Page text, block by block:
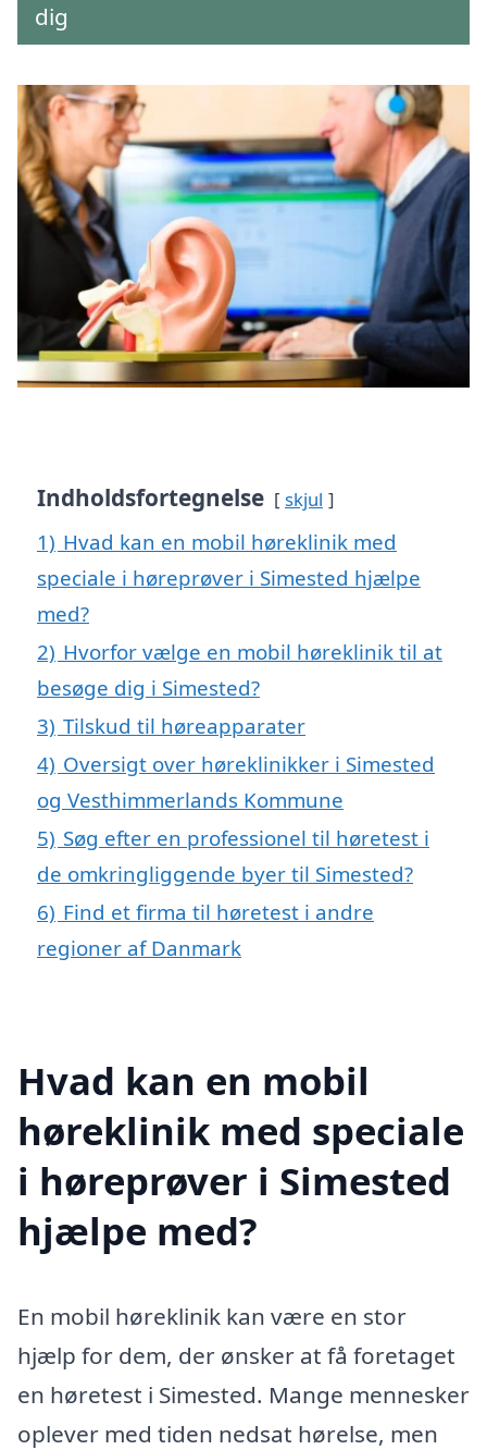
dig
Indholdsfortegnelse skjul
1) Hvad kan en mobil høreklinik med
speciale i høreprøver i Simested hjælpe
med?
2) Hvorfor vælge en mobil høreklinik til at
besøge dig i Simested?
3) Tilskud til høreapparater
4) Oversigt over høreklinikker i Simested
og Vesthimmerlands Kommune
5) Søg efter en professionel til høretest i
de omkringliggende byer til Simested?
6) Find et firma til høretest i andre
regioner af Danmark
Hvad kan en mobil
høreklinik med speciale
i høreprøver i Simested
hjælpe med?
En mobil høreklinik kan være en stor
hjælp for dem, der ønsker at få foretaget
en høretest i Simested. Mange mennesker
oplever med tiden nedsat hørelse, men